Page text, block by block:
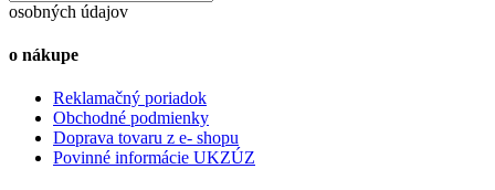
osobných údajov
o nákupe
Reklamačný poriadok
Obchodné podmienky
Doprava tovaru z e- shopu
Povinné informácie UKZÚZ